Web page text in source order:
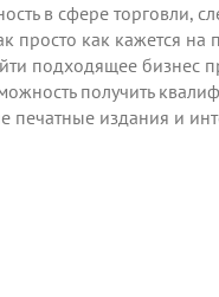
в сфере торговли,
просто как кажется
подходящее бизнес
получить
печатные издания и